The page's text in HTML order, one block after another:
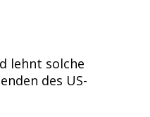
lehnt solche
des US-